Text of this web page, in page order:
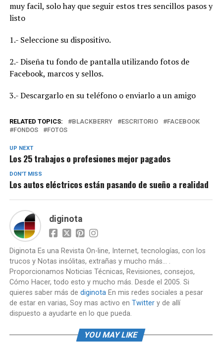
muy facil, solo hay que seguir estos tres sencillos pasos y
listo
1.- Seleccione su dispositivo.
2.- Diseña tu fondo de pantalla utilizando fotos de
Facebook, marcos y sellos.
3.- Descargarlo en su teléfono o enviarlo a un amigo
RELATED TOPICS: BLACKBERRY ESCRITORIO
FACEBOOK
FONDOS
FOTOS
UP NEXT
Los 25 trabajos o profesiones mejor pagados
DON'T MISS
Los autos eléctricos están pasando de sueño a realidad
diginota
Diginota Es una Revista On-line, Internet, tecnologías, con los
trucos y Notas insólitas, extrañas y mucho más... .
Proporcionamos Noticias Técnicas, Revisiones, consejos,
Cómo Hacer, todo esto y mucho más. Desde el 2005. Si
quieres saber más de diginotaEn mis redes sociales a pesar
de estar en varias, Soy mas activo en Twittery de allí
dispuesto a ayudarte en lo que pueda.
YOU MAY LIKE